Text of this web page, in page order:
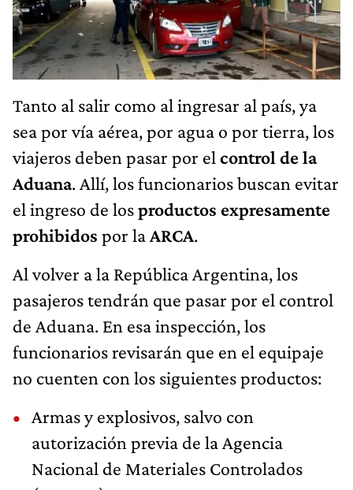
Tanto al salir como al ingresar al país, ya
sea por vía aérea, por agua o por tierra, los
viajeros deben pasar por el control de la
Aduana. Allí, los funcionarios buscan evitar
el ingreso de losproductos expresamente
prohibidos por laARCA.
Al volver a la República Argentina, los
pasajeros tendrán que pasar por el control
de Aduana. En esa inspección, los
funcionarios revisarán que en el equipaje
no cuenten con los siguientes productos:
Armas y explosivos, salvo con
autorización previa de la Agencia
Nacional de Materiales Controlados